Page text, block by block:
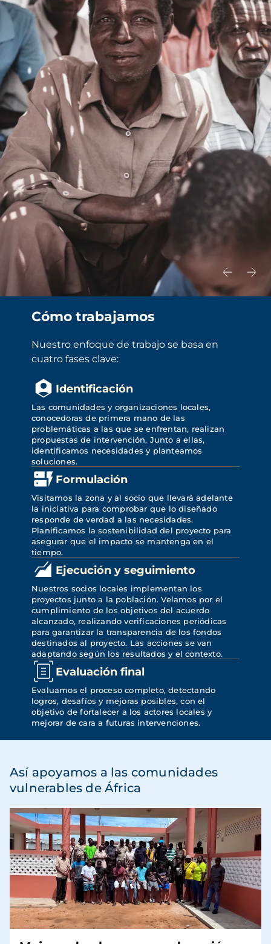
Cómo trabajamos
Nuestro enfoque de trabajo se basa en
cuatro fases clave:
Identificación
Las comunidades y organizaciones locales,
conocedoras de primera mano de las
problemáticas a las que se enfrentan, realizan
propuestas de intervención. Junto a ellas,
identificamos necesidades y planteamos
soluciones.
Formulación
Visitamos la zona y al socio que llevará adelante
la iniciativa para comprobar que lo diseñado
responde de verdad a las necesidades.
Planificamos la sostenibilidad del proyecto para
asegurar que el impacto se mantenga en el
tiempo.
Ejecución y seguimiento
Nuestros socios locales implementan los
proyectos junto a la población. Velamos por el
cumplimiento de los objetivos del acuerdo
alcanzado, realizando verificaciones periódicas
para garantizar la transparencia de los fondos
destinados al proyecto. Las acciones se van
adaptando según los resultados y el contexto.
Evaluación final
Evaluamos el proceso completo, detectando
logros, desafíos y mejoras posibles, con el
objetivo de fortalecer a los actores locales y
mejorar de cara a futuras intervenciones.
Así apoyamos a las comunidades
vulnerables de África